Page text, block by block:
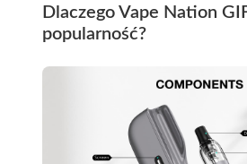
Dlaczego Vape Nation
popularność?